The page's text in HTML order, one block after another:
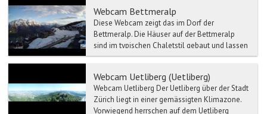
Webcam Bettmeralp
Diese Webcam zeigt das im Dorf der
Bettmeralp. Die Häuser auf der Bettmeralp
sind im typischen Chaletstil gebaut und lassen
so das Do...
Webcam Uetliberg (Uetliberg)
Webcam Uetliberg Der Uetliberg über der Stadt
Zürich liegt in einer gemässigten Klimazone.
Vorwiegend herrschen auf dem Uetliberg